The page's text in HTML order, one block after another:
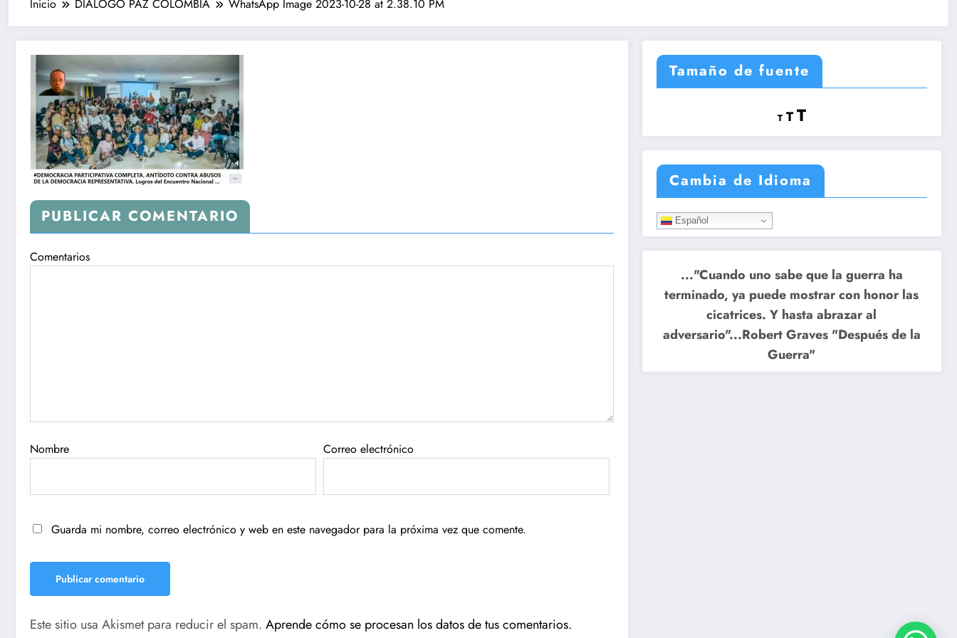
Inicio DIALOGO PAZ COLOMBIA WhatsApp Image 2023-10-28 at 2.38.10 PM
PUBLICAR COMENTARIO
Comentarios
Nombre Correo electrónico
Guarda mi nombre, correo electrónico y web en este navegador para la próxima vez que comente.
Este sitio usa Akismet para reducir el spam. Aprende cómo se procesan los datos de tus comentarios.
Tamaño de fuente
T
Reducir
tamaño
de
fuente.
TRestablecer
tamaño
de
fuente
TAumentar
tamaño
de
fuente.
Cambia de Idioma
Español
..."Cuando uno sabe que la guerra ha
terminado, ya puede mostrar con honor las
cicatrices. Y hasta abrazar al
adversario"...Robert Graves "Después de la
Guerra"